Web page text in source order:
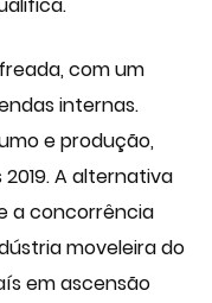
com um
internas.
e produção,
A alternativa
a concorrência
moveleira do
em ascensão